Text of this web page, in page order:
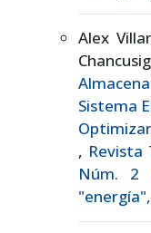
Alex
Sistema
, Revista
Núm. 2